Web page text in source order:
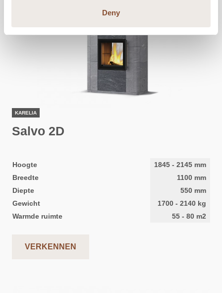
Deny
KARELIA
Salvo 2D
Hoogte 1845 - 2145 mm
Breedte
1100 mm
Diepte
550 mm
Gewicht
1700 - 2140 kg
Warmde ruimte
55 - 80 m2
VERKENNEN